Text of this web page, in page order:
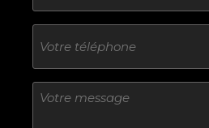
Téléphone
Sans
titre